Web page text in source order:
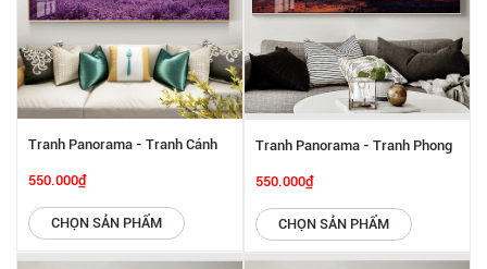
Tranh Panorama - Tranh Cánh
Đồng Hoa SGP 6142223
550.000₫
CHỌN SẢN PHẨM
Tranh Panorama - Tranh Phong
Cảnh SGP 6142222
550.000₫
CHỌN SẢN PHẨM